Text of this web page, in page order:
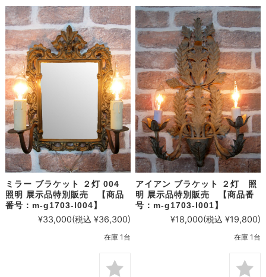
ミラー ブラケット ２灯 004
照明 展示品特別販売 【商品
番号：m-g1703-l004】
¥33,000(税込 ¥36,300)
在庫 1台
アイアン ブラケット ２灯 照
明 展示品特別販売 【商品番
号：m-g1703-l001】
¥18,000(税込 ¥19,800)
在庫 1台